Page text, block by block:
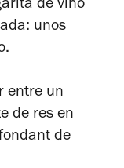
de vino
unos
entre un
de res en
de